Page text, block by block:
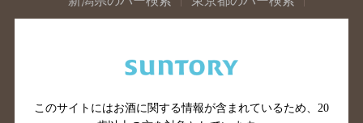
静岡県のバー検索
三重県のバー検索
岐阜県のバー検索
富山県のバー検索
このサイトにはお酒に関する情報が含まれているため、 20